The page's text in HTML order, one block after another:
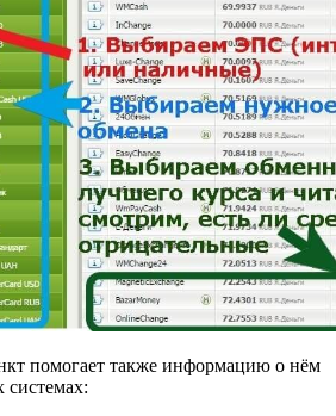
помогает также информацию о нём